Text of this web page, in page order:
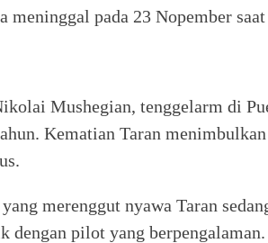
pada 23 Nopember
Mushegian, tenggelarm di
Kematian Taran
merenggut nyawa Taran
dengan pilot yang